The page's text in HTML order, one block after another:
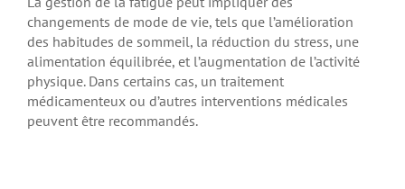
changements de mode de vie, tels que l’amélioration
des habitudes de sommeil, la réduction du stress, une
alimentation équilibrée, et l’augmentation de l’activité
physique. Dans certains cas, un traitement
médicamenteux ou d’autres interventions médicales
peuvent être recommandés.